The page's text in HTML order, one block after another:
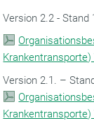
Version 2.2 - Stand
Version 2.1. –